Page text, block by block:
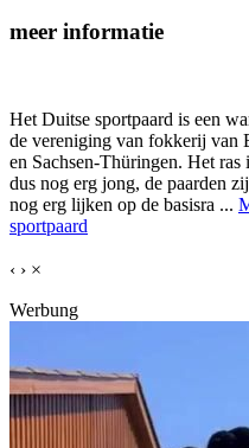
meer informatie
Het Duitse sportpaard is een
de vereniging van fokkerij van
en Sachsen-Thüringen. Het ras
dus nog erg jong, de paarden
nog erg lijken op de basisra ...
sportpaard
‹ › ×
Werbung